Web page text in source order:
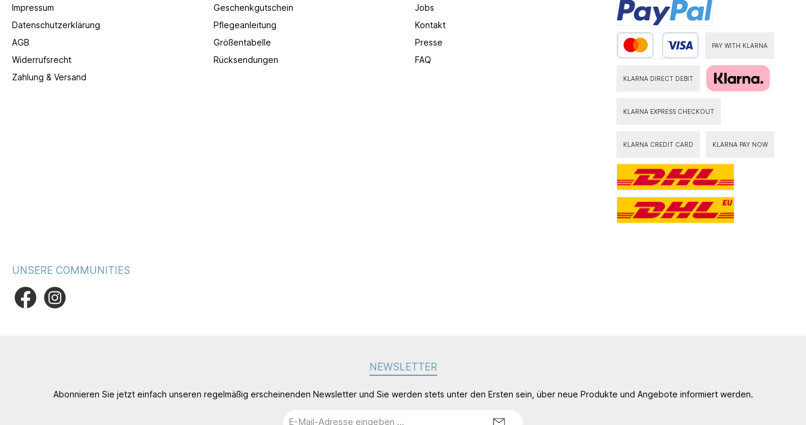
Impressum
Datenschutzerklärung
AGB
Widerrufsrecht
Zahlung & Versand
Geschenkgutschein
Pflegeanleitung
Größentabelle
Rücksendungen
Jobs
Kontakt
Presse
FAQ
PAY WITH KLARNA
KLARNA DIRECT DEBIT
KLARNA EXPRESS CHECKOUT
KLARNA CREDIT CARD KLARNA PAY NOW
UNSERE COMMUNITIES
NEWSLETTER
Abonnieren Sie jetzt einfach unseren regelmäßig erscheinenden Newsletter und Sie werden stets unter den Ersten sein, über neue Produkte und Angebote informiert werden.